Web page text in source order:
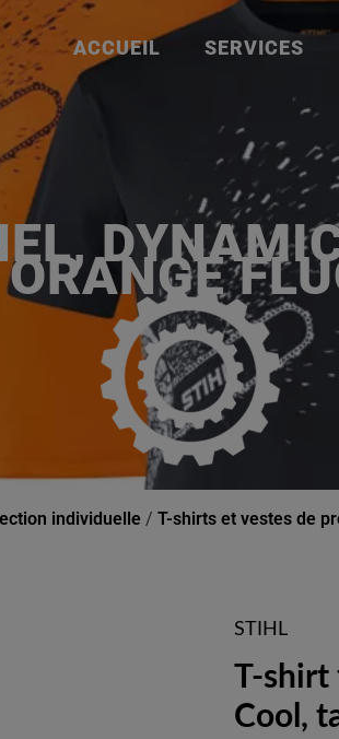
ACCUEIL SERVICES
ORANGE
individuelle / T-shirts et vestes de
STIHL
T-shirt
Cool,